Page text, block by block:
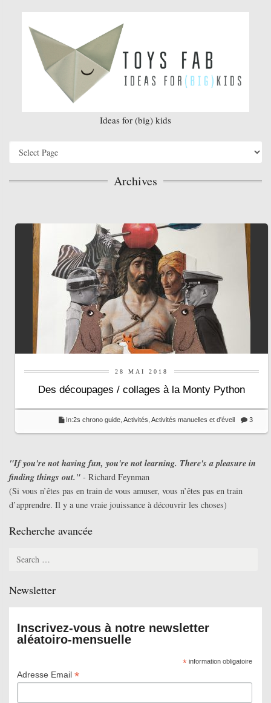
Ideas for (big) kids
Archives
28 MAI 2018
Des découpages / collages à la Monty Python
3
In:2s chrono guide, Activités, Activités manuelles et d'éveil
"If you're not having fun, you're not learning. There's a pleasure in
finding things out." - Richard Feynman
(Si vous n’êtes pas en train de vous amuser, vous n’êtes pas en train
d’apprendre. Il y a une vraie jouissance à découvrir les choses)
Recherche avancée
Newsletter
Inscrivez-vous à notre newsletter
aléatoiro-mensuelle
*information obligatoire
Adresse Email *